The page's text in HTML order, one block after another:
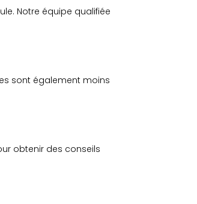
Notre équipe qualifiée
sont également moins
obtenir des conseils